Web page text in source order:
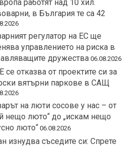
работят над 10 хил.
в България те са 42
регулатор на ЕС ще
управлението на риска в
дружества 06.08.2026
се отказва от проектите си за
вятърни паркове в САЩ
на люти сосове у нас – от
нещо люто“ до „искам нещо
люто“ 06.08.2026
изнудва съседите си: Спрете